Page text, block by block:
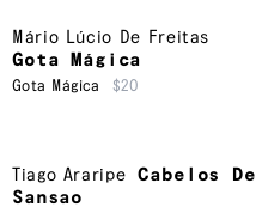
Mário Lúcio De Freitas
Gota Mágica
Gota Mágica $20
Tiago Araripe
Cabelos De
Sansao